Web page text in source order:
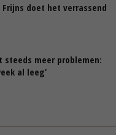
doet het verrassend
steeds meer problemen:
al leeg’